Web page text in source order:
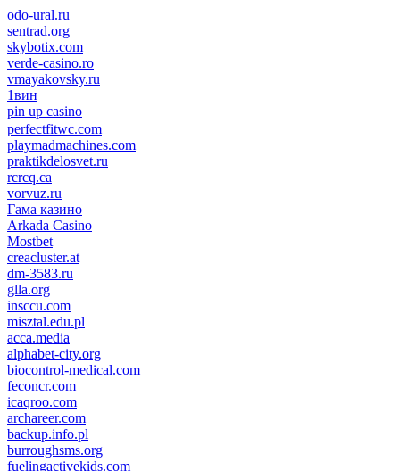
odo-ural.ru
sentrad.org
skybotix.com
verde-casino.ro
vmayakovsky.ru
1вин
pin up casino
пин ап
1win
perfectfitwc.com
playmadmachines.com
praktikdelosvet.ru
rcrcq.ca
vorvuz.ru
Гама казино
Arkada Casino
Mostbet
creacluster.at
dm-3583.ru
glla.org
insccu.com
misztal.edu.pl
acca.media
alphabet-city.org
biocontrol-medical.com
feconcr.com
icaqroo.com
archareer.com
backup.info.pl
burroughsms.org
fuelingactivekids.com